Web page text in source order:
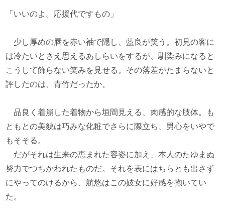
「いいのよ。応援代ですもの」
少し厚めの唇を赤い袖で隠し、藍良が笑う。初見の客に
は冷たいとさえ思えるあしらいをするが、馴染みになると
こうして飾らない笑みを見せる。その落差がたまらないと
評したのは、青竹だったか。
品良く着崩した着物から垣間見える、肉感的な肢体。も
ともとの美貌は巧みな化粧でさらに際立ち、男心をいやで
もそそる。
だがそれは生来の恵まれた容姿に加え、本人のたゆまぬ
努力でつちかわれたものだ。それを表にはちらとも出さず
にやってのけるから、航悠はこの妓女に好感を抱いてい
た。